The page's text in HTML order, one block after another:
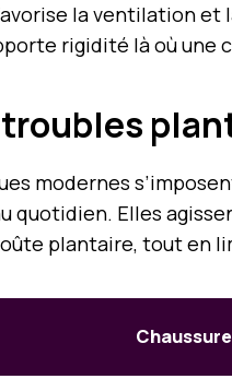
la ventilation et
rigidité là où une
modernes
quotidien. Elles
plantaire, tout en